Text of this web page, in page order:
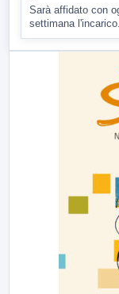
Sarà affidato con
settimana